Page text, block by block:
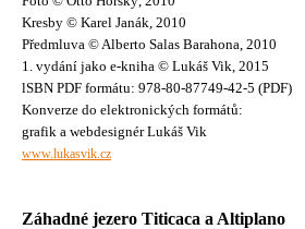
Kresby © Karel Janák, 2010
Předmluva © Alberto Salas Barahona, 2010
1. vydání jako e-kniha © Lukáš Vik, 2015
lSBN PDF formátu: 978-80-87749-42-5 (PDF)
Konverze do elektronických formátů:
grafik a webdesignér Lukáš Vik
www.lukasvik.cz
Záhadné jezero Titicaca a Altiplano